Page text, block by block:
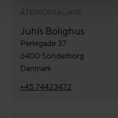
ÅTERFÖRSÄLJARE
Juhls Bolighus
Perlegade 37
6400 Sönderborg
Danmark
+45 74423472